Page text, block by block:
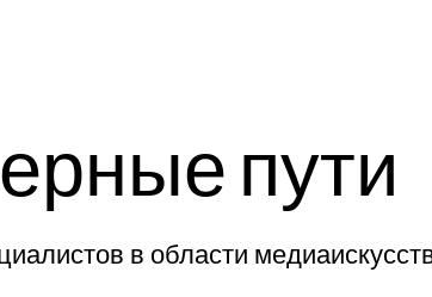
пути
в области